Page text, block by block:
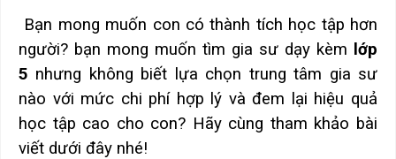
Bạn mong muốn con có thành tích học tập hơn
người? bạn mong muốn tìm gia sư dạy kèm lớp
5 nhưng không biết lựa chọn trung tâm gia sư
nào với mức chi phí hợp lý và đem lại hiệu quả
học tập cao cho con? Hãy cùng tham khảo bài
viết dưới đây nhé!